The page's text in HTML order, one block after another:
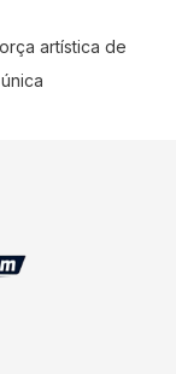
artística de